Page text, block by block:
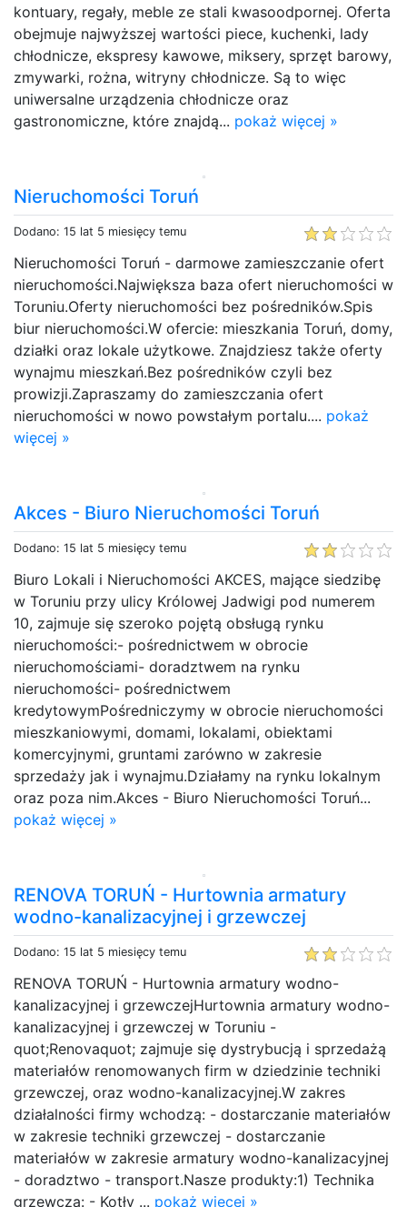
kontuary, regały, meble ze stali kwasoodpornej. Oferta
obejmuje najwyższej wartości piece, kuchenki, lady
chłodnicze, ekspresy kawowe, miksery, sprzęt barowy,
zmywarki, rożna, witryny chłodnicze. Są to więc
uniwersalne urządzenia chłodnicze oraz
gastronomiczne, które znajdą... pokaż więcej »
Nieruchomości Toruń
Dodano: 15 lat 5 miesięcy temu
Nieruchomości Toruń - darmowe zamieszczanie ofert
nieruchomości.Największa baza ofert nieruchomości w
Toruniu.Oferty nieruchomości bez pośredników.Spis
biur nieruchomości.W ofercie: mieszkania Toruń, domy,
działki oraz lokale użytkowe. Znajdziesz także oferty
wynajmu mieszkań.Bez pośredników czyli bez
prowizji.Zapraszamy do zamieszczania ofert
nieruchomości w nowo powstałym portalu.... pokaż
więcej »
Akces - Biuro Nieruchomości Toruń
Dodano: 15 lat 5 miesięcy temu
Biuro Lokali i Nieruchomości AKCES, mające siedzibę
w Toruniu przy ulicy Królowej Jadwigi pod numerem
10, zajmuje się szeroko pojętą obsługą rynku
nieruchomości:- pośrednictwem w obrocie
nieruchomościami- doradztwem na rynku
nieruchomości- pośrednictwem
kredytowymPośredniczymy w obrocie nieruchomości
mieszkaniowymi, domami, lokalami, obiektami
komercyjnymi, gruntami zarówno w zakresie
sprzedaży jak i wynajmu.Działamy na rynku lokalnym
oraz poza nim.Akces - Biuro Nieruchomości Toruń...
pokaż więcej »
RENOVA TORUŃ - Hurtownia armatury
wodno-kanalizacyjnej i grzewczej
Dodano: 15 lat 5 miesięcy temu
RENOVA TORUŃ - Hurtownia armatury wodno-
kanalizacyjnej i grzewczejHurtownia armatury wodno-
kanalizacyjnej i grzewczej w Toruniu -
quot;Renovaquot; zajmuje się dystrybucją i sprzedażą
materiałów renomowanych firm w dziedzinie techniki
grzewczej, oraz wodno-kanalizacyjnej.W zakres
działalności firmy wchodzą: - dostarczanie materiałów
w zakresie techniki grzewczej - dostarczanie
materiałów w zakresie armatury wodno-kanalizacyjnej
- doradztwo - transport.Nasze produkty:1) Technika
grzewcza: - Kotły ... pokaż więcej »